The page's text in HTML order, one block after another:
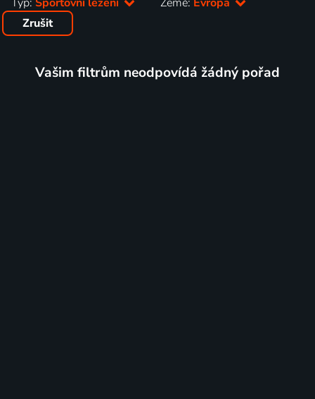
Zrušit
Vašim filtrům neodpovídá žádný pořad